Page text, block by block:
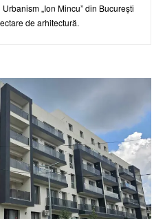
„Ion Mincu” din București
de arhitectură.